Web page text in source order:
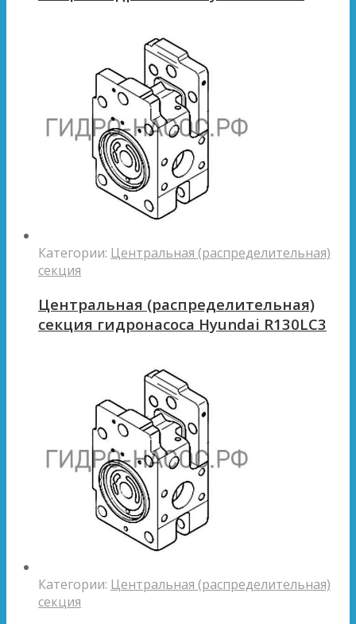
Категории: Центральная (распределительная)
секция
Центральная (распределительная)
секция гидронасоса Hyundai R130LC3
Категории: Центральная (распределительная)
секция